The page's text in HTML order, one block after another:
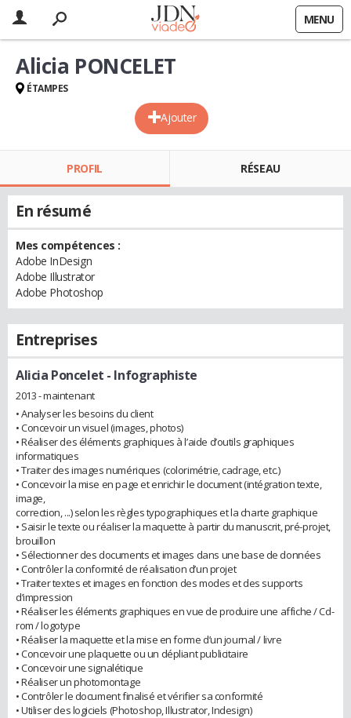
MENU
Ajouter
Alicia PONCELET
ÉTAMPES
PROFIL RÉSEAU
En résumé
Mes compétences :
Adobe InDesign
Adobe Illustrator
Adobe Photoshop
Entreprises
Alicia Poncelet - Infographiste
2013 - maintenant
• Analyser les besoins du client
• Concevoir un visuel (images, photos)
• Réaliser des éléments graphiques à l’aide d’outils graphiques
informatiques
• Traiter des images numériques (colorimétrie, cadrage, etc.)
• Concevoir la mise en page et enrichir le document (intégration texte,
image,
correction, ...) selon les règles typographiques et la charte graphique
• Saisir le texte ou réaliser la maquette à partir du manuscrit, pré-projet,
brouillon
• Sélectionner des documents et images dans une base de données
• Contrôler la conformité de réalisation d’un projet
• Traiter textes et images en fonction des modes et des supports
d’impression
• Réaliser les éléments graphiques en vue de produire une affiche / Cd-
rom / logotype
• Réaliser la maquette et la mise en forme d’un journal / livre
• Concevoir une plaquette ou un dépliant publicitaire
• Concevoir une signalétique
• Réaliser un photomontage
• Contrôler le document finalisé et vérifier sa conformité
• Utiliser des logiciels (Photoshop, Illustrator, Indesign)